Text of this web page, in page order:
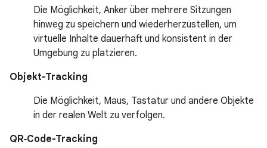
Die Möglichkeit, Anker über mehrere Sitzungen
hinweg zu speichern und wiederherzustellen, um
virtuelle Inhalte dauerhaft und konsistent in der
Umgebung zu platzieren.
Objekt-Tracking
Die Möglichkeit, Maus, Tastatur und andere Objekte
in der realen Welt zu verfolgen.
QR‑Code-Tracking